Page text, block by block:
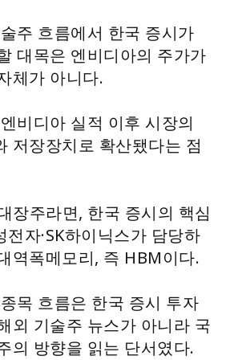
주 흐름에서 한국 증시가
대목은 엔비디아의 주가가
체가 아니다.
비디아 실적 이후 시장의
저장장치로 확산됐다는 점
장주라면, 한국 증시의 핵심
자·SK하이닉스가 담당하
역폭메모리, 즉 HBM이다.
목 흐름은 한국 증시 투자
외 기술주 뉴스가 아니라 국
의 방향을 읽는 단서였다.